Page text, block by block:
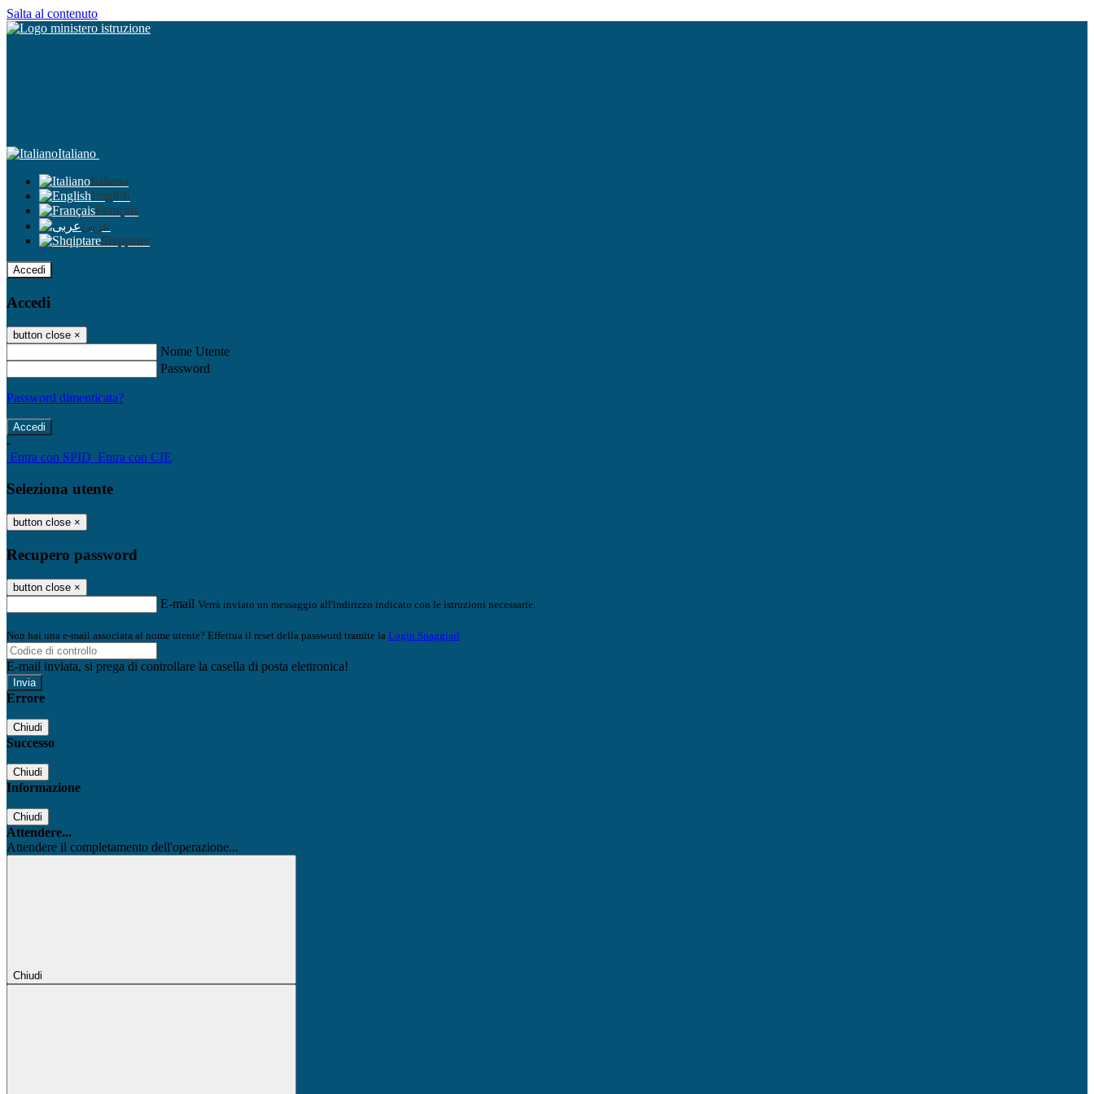
Salta al contenuto
Italiano
Italiano
English
Français
عربى
Shqiptare
Accedi
Accedi
button close ×
Nome Utente
Password
Password dimenticata?
-
Entra con SPID Entra con CIE
Seleziona utente
button close ×
Recupero password
button close ×
E-mail Verrà inviato un messaggio all'indirizzo indicato con le istruzioni necessarie.
Non hai una e-mail associata al nome utente? Effettua il reset della password tramite la Login Spaggiari
E-mail inviata, si prega di controllare la casella di posta elettronica!
Errore
Chiudi
Successo
Chiudi
Informazione
Chiudi
Attendere...
Attendere il completamento dell'operazione...
Chiudi